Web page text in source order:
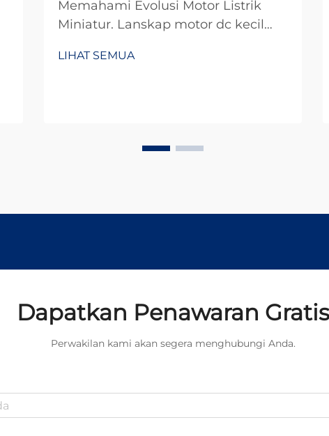
Memahami Evolusi Motor Listrik
Miniatur. Lanskap motor dc kecil
selama dekade terakhir, merevolusi
LIHAT SEMUA
Dapatkan Penawaran Gratis
Perwakilan kami akan segera menghubungi Anda.